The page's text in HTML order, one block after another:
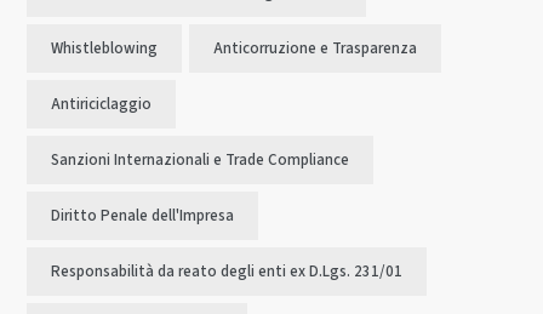
Whistleblowing Anticorruzione e Trasparenza
Antiriciclaggio
Sanzioni Internazionali e Trade Compliance
Diritto Penale dell'Impresa
Responsabilità da reato degli enti ex D.Lgs. 231/01